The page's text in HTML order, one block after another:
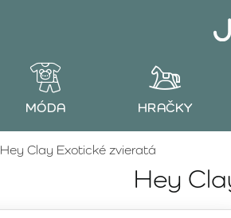
MÓDA HRAČKY
Hey
Hey Clay Exotické zvieratá